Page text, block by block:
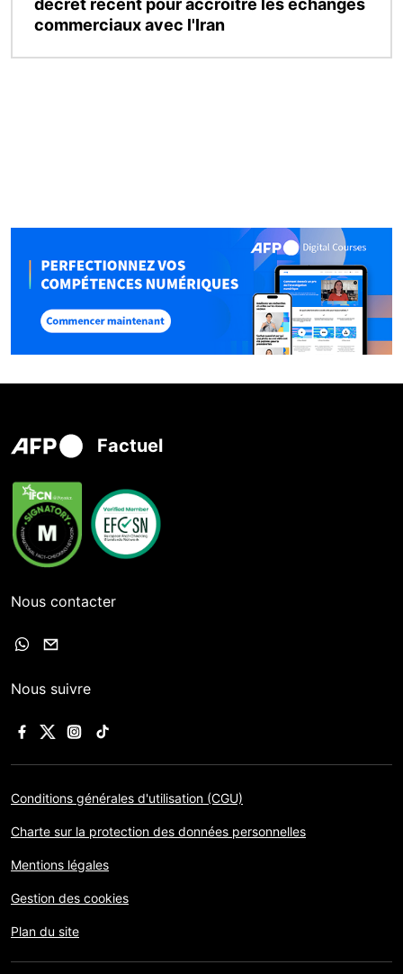
décret récent pour accroître les échanges
commerciaux avec l'Iran
Factuel
Nous contacter
Nous suivre
Conditions générales d'utilisation (CGU)
Charte sur la protection des données personnelles
Mentions légales
Gestion des cookies
Plan du site